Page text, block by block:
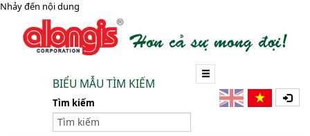
Nhảy đến nội dung
BIỂU MẪU TÌM KIẾM
Tìm kiếm